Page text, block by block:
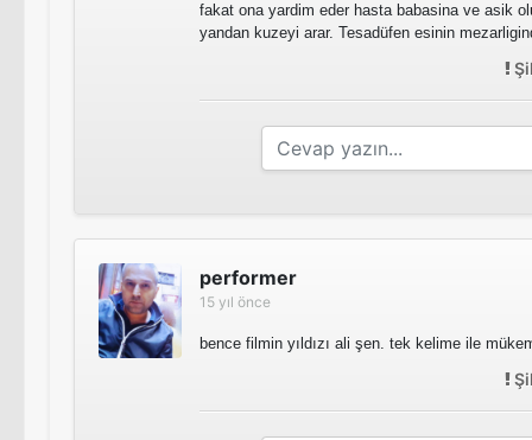
fakat ona yardim eder hasta babasina ve asik
yandan kuzeyi arar. Tesadüfen esinin
performer
15 yıl önce
bence filmin yıldızı ali şen. tek kelime ile